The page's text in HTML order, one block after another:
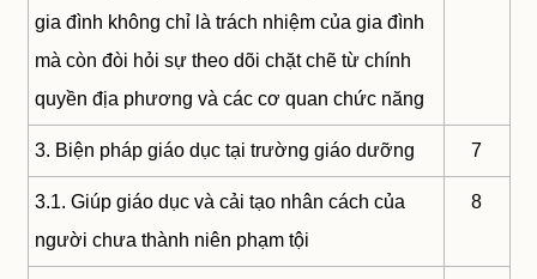
gia đình không chỉ là trách nhiệm của gia đình
mà còn đòi hỏi sự theo dõi chặt chẽ từ chính
quyền địa phương và các cơ quan chức năng
3. Biện pháp giáo dục tại trường giáo dưỡng 7
3.1. Giúp giáo dục và cải tạo nhân cách của
người chưa thành niên phạm tội
8